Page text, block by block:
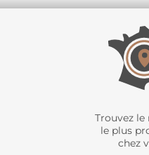
Trouvez le
le plus
chez